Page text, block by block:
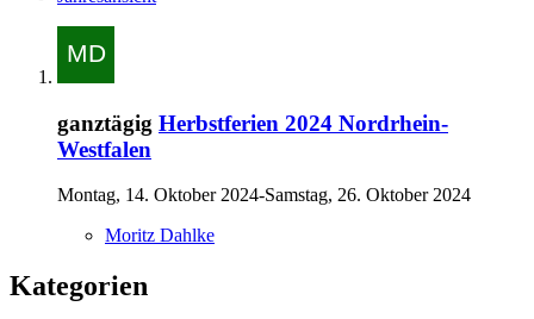
ganztägig Herbstferien 2024 Nordrhein-
Westfalen
Montag, 14. Oktober 2024-Samstag, 26. Oktober 2024
Moritz Dahlke
Kategorien